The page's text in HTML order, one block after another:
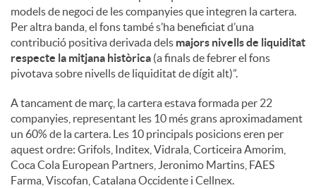
models de negoci de les companyies que integren la cartera.
Per altra banda, el fons també s’ha beneficiat d’una
contribució positiva derivada dels majors nivells de liquiditat
respecte la mitjana històrica (a finals de febrer el fons
pivotava sobre nivells de liquiditat de dígit alt)”.
A tancament de març, la cartera estava formada per 22
companyies, representant les 10 més grans aproximadament
un 60% de la cartera. Les 10 principals posicions eren per
aquest ordre: Grifols, Inditex, Vidrala, Corticeira Amorim,
Coca Cola European Partners, Jeronimo Martins, FAES
Farma, Viscofan, Catalana Occidente i Cellnex.